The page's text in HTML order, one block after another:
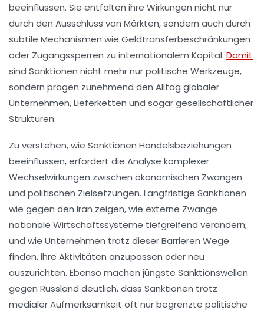
beeinflussen. Sie entfalten ihre Wirkungen nicht nur
durch den Ausschluss von Märkten, sondern auch durch
subtile Mechanismen wie Geldtransferbeschränkungen
oder Zugangssperren zu internationalem Kapital. Damit
sind Sanktionen nicht mehr nur politische Werkzeuge,
sondern prägen zunehmend den Alltag globaler
Unternehmen, Lieferketten und sogar gesellschaftlicher
Strukturen.
Zu verstehen, wie Sanktionen Handelsbeziehungen
beeinflussen, erfordert die Analyse komplexer
Wechselwirkungen zwischen ökonomischen Zwängen
und politischen Zielsetzungen. Langfristige Sanktionen
wie gegen den Iran zeigen, wie externe Zwänge
nationale Wirtschaftssysteme tiefgreifend verändern,
und wie Unternehmen trotz dieser Barrieren Wege
finden, ihre Aktivitäten anzupassen oder neu
auszurichten. Ebenso machen jüngste Sanktionswellen
gegen Russland deutlich, dass Sanktionen trotz
medialer Aufmerksamkeit oft nur begrenzte politische